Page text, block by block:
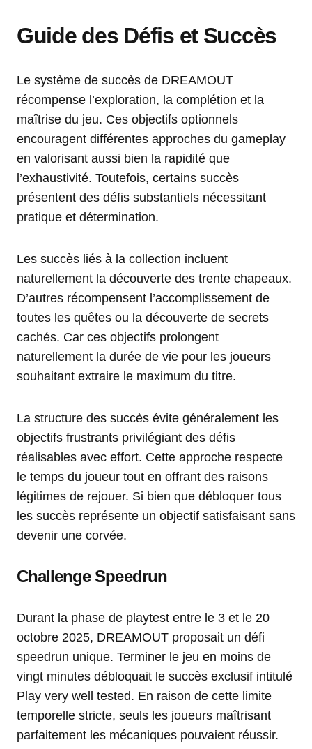
Guide des Défis et Succès
Le système de succès de DREAMOUT
récompense l’exploration, la complétion et la
maîtrise du jeu. Ces objectifs optionnels
encouragent différentes approches du gameplay
en valorisant aussi bien la rapidité que
l’exhaustivité. Toutefois, certains succès
présentent des défis substantiels nécessitant
pratique et détermination.
Les succès liés à la collection incluent
naturellement la découverte des trente chapeaux.
D’autres récompensent l’accomplissement de
toutes les quêtes ou la découverte de secrets
cachés. Car ces objectifs prolongent
naturellement la durée de vie pour les joueurs
souhaitant extraire le maximum du titre.
La structure des succès évite généralement les
objectifs frustrants privilégiant des défis
réalisables avec effort. Cette approche respecte
le temps du joueur tout en offrant des raisons
légitimes de rejouer. Si bien que débloquer tous
les succès représente un objectif satisfaisant sans
devenir une corvée.
Challenge Speedrun
Durant la phase de playtest entre le 3 et le 20
octobre 2025, DREAMOUT proposait un défi
speedrun unique. Terminer le jeu en moins de
vingt minutes débloquait le succès exclusif intitulé
Play very well tested. En raison de cette limite
temporelle stricte, seuls les joueurs maîtrisant
parfaitement les mécaniques pouvaient réussir.